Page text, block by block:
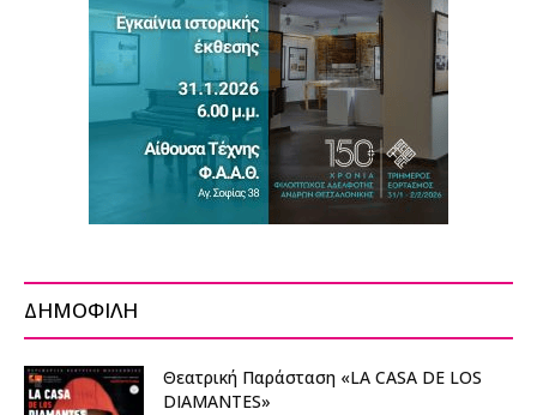
ΔΗΜΟΦΙΛΗ
Θεατρική Παράσταση «LA CASA DE LOS
DIAMANTES»